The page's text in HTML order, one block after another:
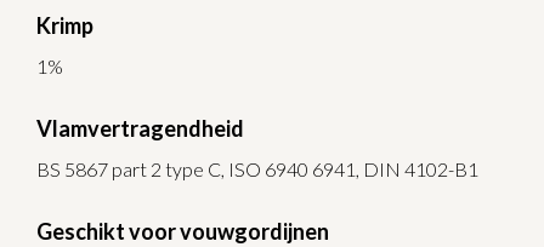
Krimp
1%
Vlamvertragendheid
BS 5867 part 2 type C, ISO 6940 6941, DIN 4102-B1
Geschikt voor vouwgordijnen